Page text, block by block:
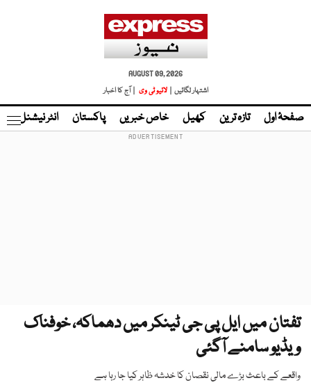
AUGUST 09, 2026
اشتہار لگائیں |
لائیو ٹی وی | آج کا اخبار
صفحۂ اول تازہ ترین کھیل خاص خبریں پاکستان انٹر نیشنل
تفتان میں ایل پی جی ٹینکر میں دھماکہ، خوفناک
ویڈیو سامنے آگئی
واقعے کے باعث بڑے مالی نقصان کا خدشہ ظاہر کیا جا رہا ہے